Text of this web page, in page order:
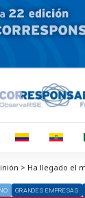
GRANDES EMPRESAS